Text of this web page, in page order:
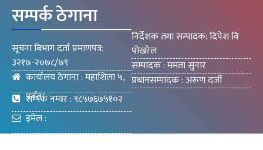
सम्पर्क ठेगाना
सूचना बिभाग दर्ता प्रमाणपत्र:
३२१७-२०७८/७९
कार्यालय ठेगाना : महाशिला ५,
पर्वत
सम्पर्क नम्वर : ९८५७६७५१०२
इमेल :
mahashilakhabar9@gmail.com
निर्देशक तथा सम्पादक: दिपेश वि
पोखरेल
सम्पादक : ममता सुनार
प्रधानसम्पादक : अरूण दर्जी